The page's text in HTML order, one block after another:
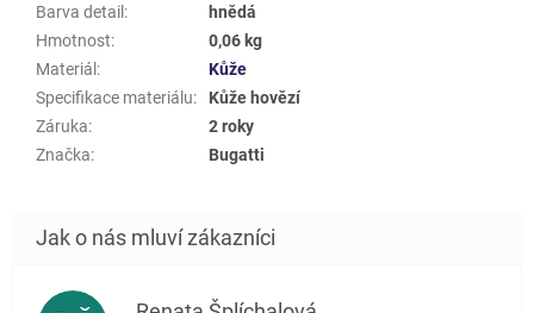
Barva detail :
hnědá
Hmotnost:
0,06 kg
Materiál :
Kůže
Specifikace materiálu:
Kůže hovězí
Záruka:
2 roky
Značka: Bugatti